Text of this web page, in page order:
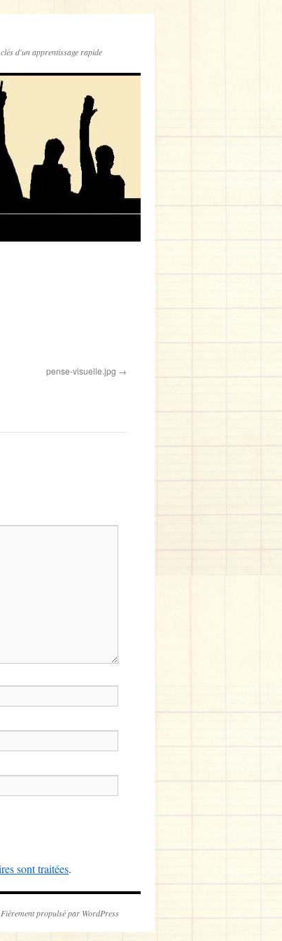
d'un apprentissage rapide
pense-visuelle.jpg
sont traitées.
Fièrement propulsé par WordPress